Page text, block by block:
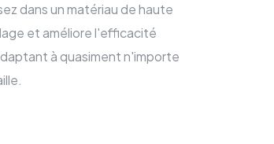
dans un matériau de haute
et améliore l'efficacité
à quasiment n'importe